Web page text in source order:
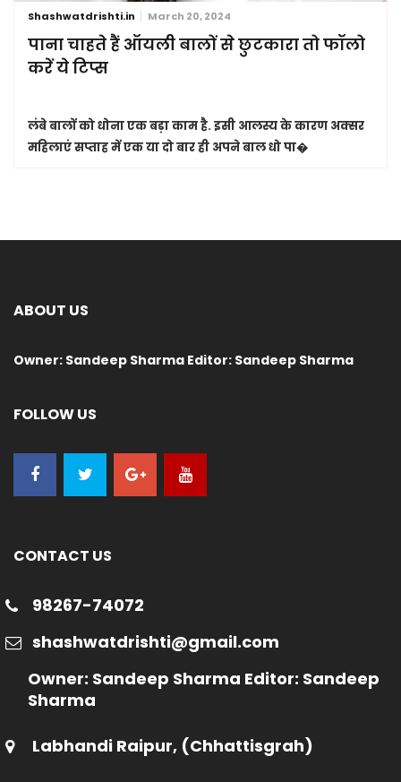
Shashwatdrishti.in March 20, 2024
पाना चाहते हैं ऑयली बालों से छुटकारा तो फॉलो
करें ये टिप्स
लंबे बालों को धोना एक बड़ा काम है. इसी आलस्य के कारण अक्सर
महिलाएं सप्ताह में एक या दो बार ही अपने बाल धो पा�
ABOUT US
Owner: Sandeep Sharma Editor: Sandeep Sharma
FOLLOW US
CONTACT US
98267-74072
shashwatdrishti@gmail.com
Owner: Sandeep Sharma Editor: Sandeep
Sharma
Labhandi Raipur, (Chhattisgrah)